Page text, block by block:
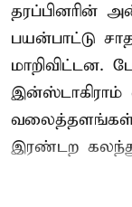
தரப்பினரின்
பயன்பாட்டு
மாறிவிட்டன.
இன்ஸ்டாகிராம்
வலைத்தளங்கள்
இரண்டற